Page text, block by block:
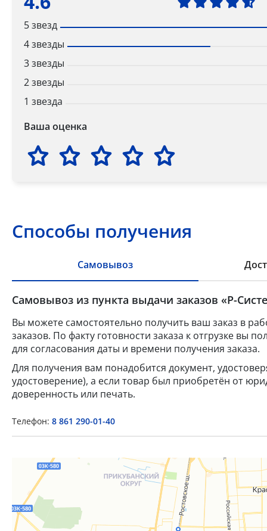
5 звезд
4 звезды
3 звезды
2 звезды
1 звезда
Ваша оценка
Способы получения
Самовывоз
Самовывоз из пункта выдачи заказов «Р-
Вы можете самостоятельно получить ваш заказ в
заказов. По факту готовности заказа к отгрузке вы
для согласования даты и времени получения заказа.
Для получения вам понадобится документ,
удостоверение), а если товар был приобретён от
доверенность или печать.
Телефон: 8 861 290-01-40